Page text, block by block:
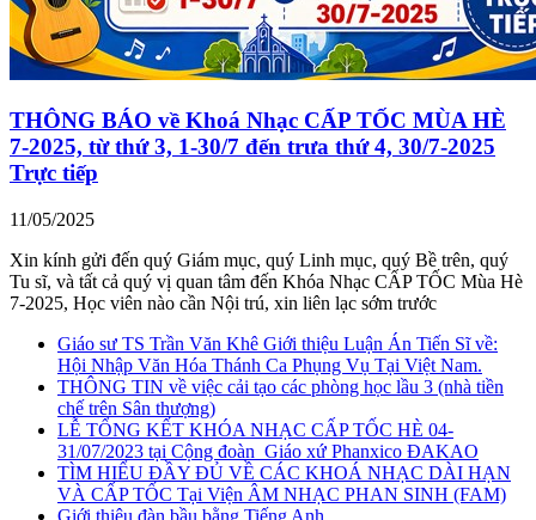
THÔNG BÁO về Khoá Nhạc CẤP TỐC MÙA HÈ
7-2025, từ thứ 3, 1-30/7 đến trưa thứ 4, 30/7-2025
Trực tiếp
11/05/2025
Xin kính gửi đến quý Giám mục, quý Linh mục, quý Bề trên, quý
Tu sĩ, và tất cả quý vị quan tâm đến Khóa Nhạc CẤP TỐC Mùa Hè
7-2025, Học viên nào cần Nội trú, xin liên lạc sớm trước
Giáo sư TS Trần Văn Khê Giới thiệu Luận Án Tiến Sĩ về:
Hội Nhập Văn Hóa Thánh Ca Phụng Vụ Tại Việt Nam.
THÔNG TIN về việc cải tạo các phòng học lầu 3 (nhà tiền
chế trên Sân thượng)
LỄ TỔNG KẾT KHÓA NHẠC CẤP TỐC HÈ 04-
31/07/2023 tại Cộng đoàn_Giáo xứ Phanxico ĐAKAO
TÌM HIỂU ĐẦY ĐỦ VỀ CÁC KHOÁ NHẠC DÀI HẠN
VÀ CẤP TỐC Tại Viện ÂM NHẠC PHAN SINH (FAM)
Giới thiệu đàn bầu bằng Tiếng Anh